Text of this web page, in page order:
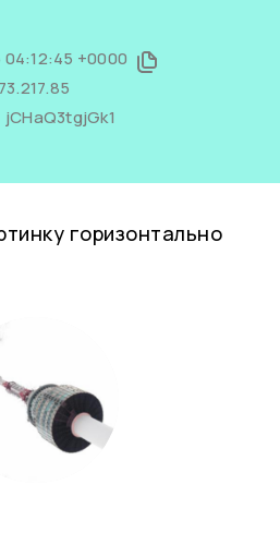
+0000
jCHaQ3tgjGk1
горизонтально